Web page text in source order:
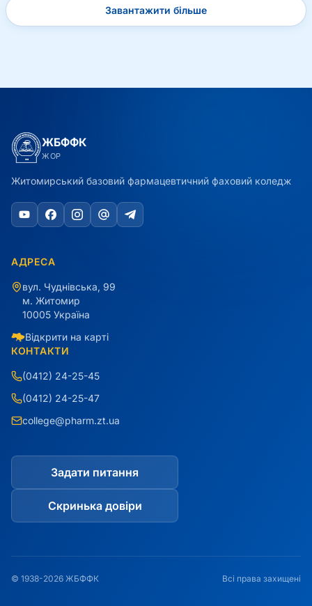
Завантажити більше
ЖБФФК
ЖОР
Житомирський базовий фармацевтичний фаховий коледж
АДРЕСА
вул. Чуднівська, 99
м. Житомир
10005 Україна
Відкрити на карті
КОНТАКТИ
(0412) 24-25-45
(0412) 24-25-47
college@pharm.zt.ua
Задати питання
Скринька довіри
© 1938-2026 ЖБФФК Всі права захищені